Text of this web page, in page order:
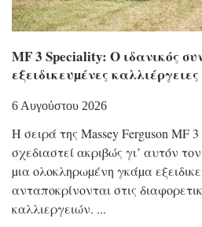
MF 3 Speciality: Ο ιδανικός
εξειδικευµένες καλλιέργειες
6 Αυγούστου 2026
Η σειρά της Massey Ferguson MF 3
σχεδιαστεί ακριβώς γι’ αυτόν
µια ολοκληρωµένη γκάµα
ανταποκρίνονται στις
καλλιεργειών.